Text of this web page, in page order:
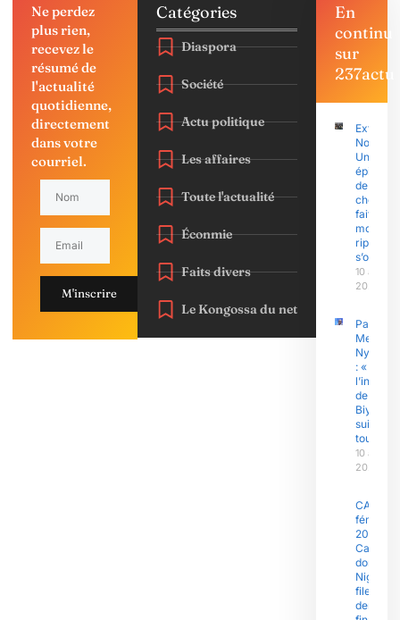
Ne perdez
plus rien,
recevez le
résumé de
l'actualité
quotidienne,
directement
dans votre
courriel.
M'inscrire
Catégories
Diaspora
Société
Actu politique
Les affaires
Toute l'actualité
Éconmie
Faits divers
Le Kongossa du net
En
continu
sur
237actu
Nord :
Une
de
choléra
fait 28
morts, la
riposte
10 août
2026
Pascal
: « Dans
de Paul
Biya, j’y
suis
toujours
10 août
2026
CAN
féminine
2026 :
domine
Nigeria
file en
demi-